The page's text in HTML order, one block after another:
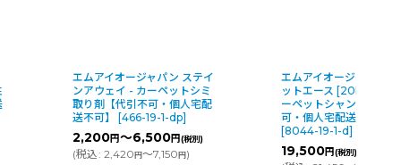
エムアイオージャパン ステイ
ンアウェイ - カーペットシミ
取り剤【代引不可・個人宅配
送不可】
[466-19-1-dp]
2,200円～6,500円(税別)
(税込: 2,420円～7,150円)
エムアイオージャパン
ットエース [20L] - バイ
ーペットシャンプー【
可・個人宅配送不可】
[8044-19-1-d]
19,500円(税別)